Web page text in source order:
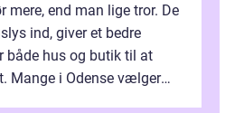
mere, end man lige tror. De
ind, giver et bedre
både hus og butik til at
Mange i Odense vælger